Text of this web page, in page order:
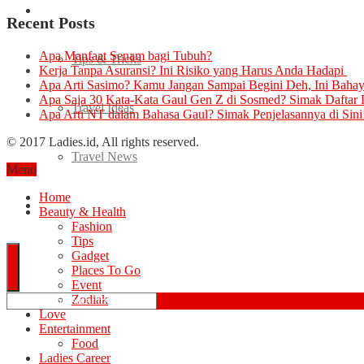
Tips & Tricks
Travel Ideas
Travel News
Quiz
Recent Posts
Apa Manfaat Senam bagi Tubuh?
Kerja Tanpa Asuransi? Ini Risiko yang Harus Anda Hadapi
Apa Arti Sasimo? Kamu Jangan Sampai Begini Deh, Ini
Apa Saja 30 Kata-Kata Gaul Gen Z di Sosmed? Simak Daftar
Apa Arti NT dalam Bahasa Gaul? Simak Penjelasannya di
© 2017 Ladies.id, All rights reserved.
Menu
Home
Beauty & Health
Fashion
Tips
Gadget
Places To Go
Event
Zodiak
Love
Entertainment
Food
Ladies Career